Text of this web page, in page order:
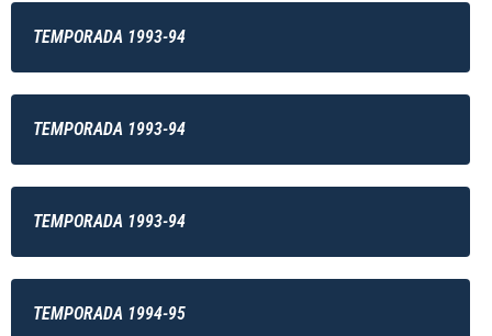
TEMPORADA 1993-94
TEMPORADA 1993-94
TEMPORADA 1993-94
TEMPORADA 1994-95